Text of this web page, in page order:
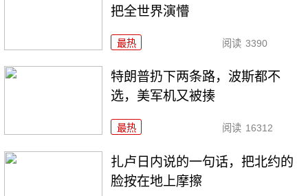
把全世界演懵
最热 阅读 3390
特朗普扔下两条路，波斯都不
选，美军机又被揍
最热 阅读 16312
扎卢日内说的一句话，把北约的
脸按在地上摩擦